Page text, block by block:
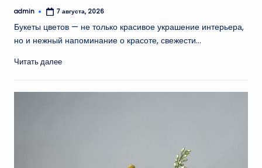
Запись
admin 7 августа, 2026
Букеты цветов — не только красивое украшение интерьера,
но и нежный напоминание о красоте, свежести…
Читать далее